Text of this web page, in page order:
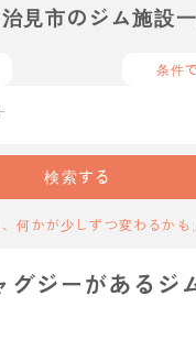
見市のジム施設
条件
検索する
何かが少しずつ変わるかも」
グジーがあるジ